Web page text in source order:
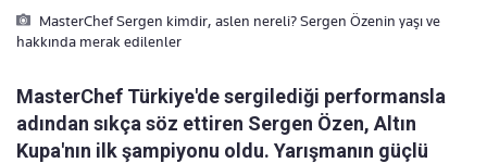
MasterChef Sergen kimdir, aslen nereli? Sergen Özenin yaşı ve
hakkında merak edilenler
MasterChef Türkiye'de sergilediği performansla
adından sıkça söz ettiren Sergen Özen, Altın
Kupa'nın ilk şampiyonu oldu. Yarışmanın güçlü